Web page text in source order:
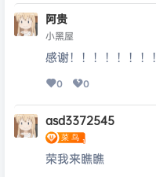
阿贵
小黑屋
感谢！！！！！！！！
0 0
asd3372545
荣我来瞧瞧